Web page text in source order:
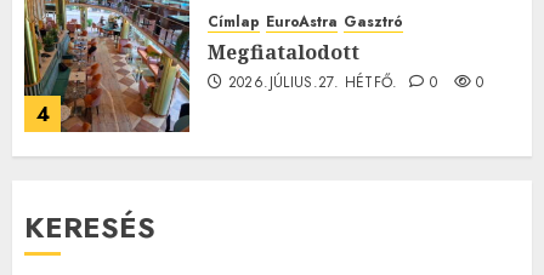
4
Címlap EuroAstra Gasztró
Megfiatalodott
2026.JÚLIUS.27. HÉTFŐ. 0 0
KERESÉS